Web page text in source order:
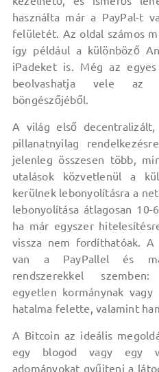
használta már a PayPal-t
felületét. Az oldal számos
így például a különböző
iPadeket is. Még az
beolvashatja vele az
böngészőjéből.
A világ első
pillanatnyilag
jelenleg összesen több,
utalások közvetlenül a
kerülnek lebonyolításra a
lebonyolítása átlagosan
ha már egyszer
vissza nem fordíthatóak. A
van a PayPallel és
rendszerekkel
egyetlen kormánynak vagy
hatalma felette, valamint
A Bitcoin az ideális
egy blogod vagy egy
adományokat gyűjteni a